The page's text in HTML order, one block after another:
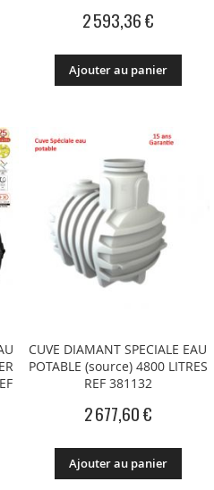
2 593,36 €
Ajouter au panier
CUVE DIAMANT SPECIALE EAU
POTABLE (source) 4800 LITRES
REF 381132
2 677,60 €
Ajouter au panier